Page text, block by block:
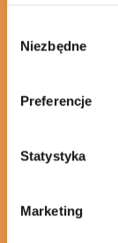
zgody
Niezbędne
Preferencje
Statystyka
Marketing